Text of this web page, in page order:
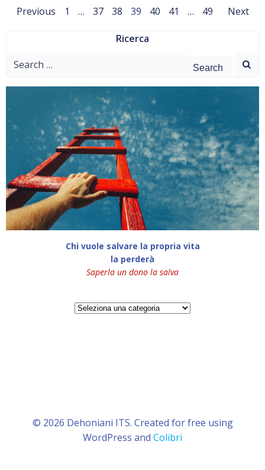
Posts
navigation
Previous
Posts
navigation
Page
1 … Page
37 Page
38 Page
39 Page
40 Page
41 … Page
49 Next
Ricerca
Search
Chi vuole salvare la propria vita
la perderà
Saperla un dono la salva
Categorie
© 2026 Dehoniani ITS. Created for free using
WordPress and Colibri